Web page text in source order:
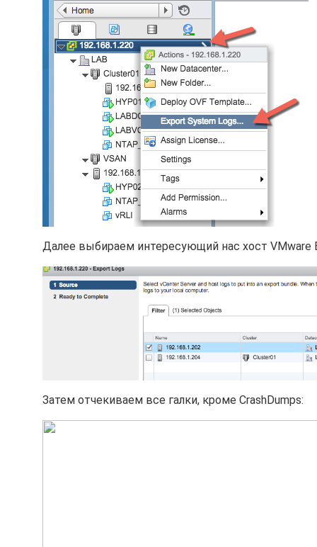
Далее выбираем интересующий нас хост VMware
Затем отчекиваем все галки, кроме CrashDumps: